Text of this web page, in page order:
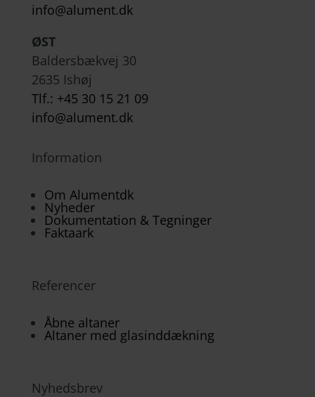
info@alument.dk
ØST
Baldersbækvej 30
2635 Ishøj
Tlf.: +45 30 15 21 09
info@alument.dk
Information
Om Alumentdk
Nyheder
Dokumentation & Tegninger
Faktaark
Referencer
Åbne altaner
Altaner med glasinddækning
Nyhedsbrev